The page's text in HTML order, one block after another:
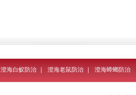
澄海白蚁防治 澄海老鼠防治 澄海蟑螂防治